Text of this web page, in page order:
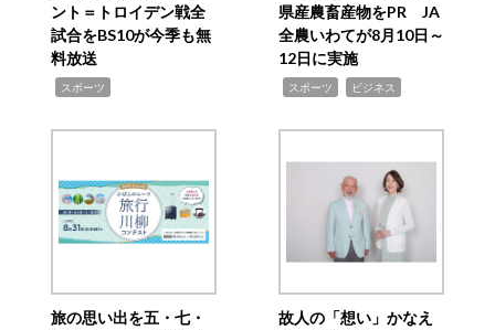
ント＝トロイデン戦全
試合をBS10が今季も無
料放送
スポーツ
県産農畜産物をPR JA
全農いわてが8月10日～
12日に実施
スポーツ ビジネス
旅の思い出を五・七・
故人の「想い」かなえ